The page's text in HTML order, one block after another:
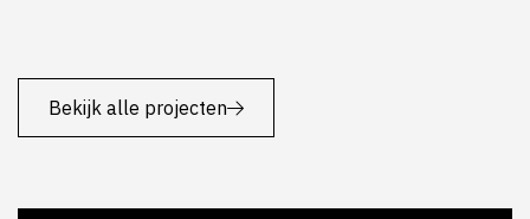
Bekijk alle projecten